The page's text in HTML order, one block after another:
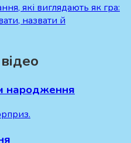
які виглядають як гра:
назвати й
народження